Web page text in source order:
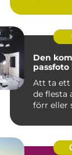
Den
Att ta ett
de flesta
förr eller